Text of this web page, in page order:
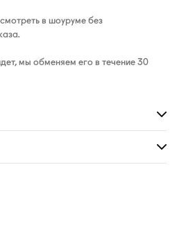
в шоуруме без
мы обменяем его в течение 30